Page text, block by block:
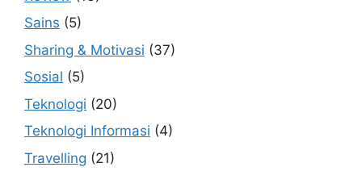
Sains (5)
Sharing & Motivasi (37)
Sosial (5)
Teknologi (20)
Teknologi Informasi (4)
Travelling (21)